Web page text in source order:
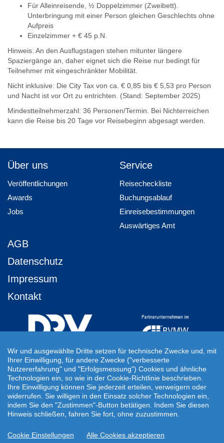
Für Alleinreisende, ½ Doppelzimmer (Zweibett).
Unterbringung mit einer Person gleichen Geschlechts ohne
Aufpreis
Einzelzimmer + € 45 p.N.
Hinweis: An den Ausflugstagen stehen mitunter längere
Spaziergänge an, daher eignet sich die Reise nur bedingt für
Teilnehmer mit eingeschränkter Mobilität.
Nicht inklusive: Die City Tax von ca. € 0,85 bis € 5,53 pro Person
und Nacht ist vor Ort zu entrichten. (Stand: September 2025)
Mindestteilnehmerzahl: 36 Personen/Termin. Bei Nichterreichen
kann die Reise bis 20 Tage vor Reisebeginn abgesagt werden.
Über uns
Veröffentlichungen
Awards
Jobs
Service
Reisecheckliste
Buchungsablauf
Einreisebestimmungen
Auswärtiges Amt
AGB
Datenschutz
Impressum
Kontakt
Ihre Individuelle Reiseanfrage
Auf Ihre ganz persönlichen Vorstellungen abgestimmt!
Für Ihre individuellen Reisewünsche erstellen wir Ihnen gern ein
persönliches Angebot.
JETZT INDIVIDUELLE REISEANFRAGE ERSTELLEN
Wir und ausgewählte Dritte setzen für technische Zwecke und, mit
Ihrer Einwilligung, für andere Zwecke ("verbesserte
Nutzererfahrung" und "Erfolgsmessung") Cookies und ähnliche
Technologien ein, so wie in der Cookie-Richtlinie beschrieben.
Ihre Einwilligung können Sie jederzeit erteilen, verweigern oder
widerrufen. Sie willigen in den Einsatz solcher Technologien ein,
indem Sie den "Zustimmen"-Button betätigen. Indem Sie diesen
Hinweis schließen, fahren Sie fort, ohne zuzustimmen.
Cookie Einstellungen Alle Cookies akzeptieren